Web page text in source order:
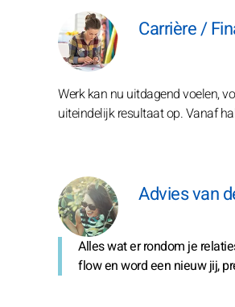
Carrière /
Werk kan nu uitdagend voelen,
uiteindelijk resultaat op. Vanaf
Advies van
Alles wat er rondom je
flow en word een nieuw jij,